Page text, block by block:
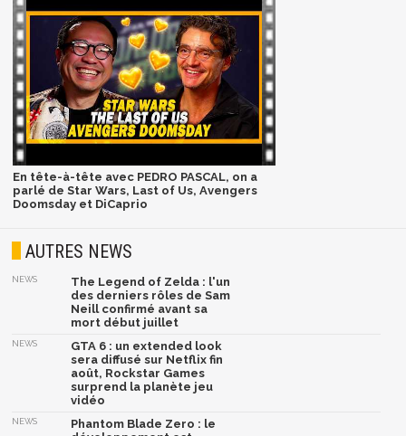
En tête-à-tête avec PEDRO PASCAL, on a
parlé de Star Wars, Last of Us, Avengers
Doomsday et DiCaprio
AUTRES NEWS
NEWS
The Legend of Zelda : l'un
des derniers rôles de Sam
Neill confirmé avant sa
mort début juillet
NEWS
GTA 6 : un extended look
sera diffusé sur Netflix fin
août, Rockstar Games
surprend la planète jeu
vidéo
NEWS
Phantom Blade Zero : le